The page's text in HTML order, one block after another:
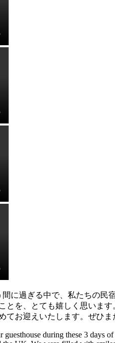
に過ぎる中で、私たちの
とを、とても嬉しく思いま
てお迎えいたします。ぜひ
during these 3 days